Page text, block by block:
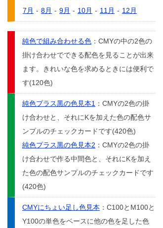
7月 - 8月 - 9月 - 10月 - 11月 - 12月
純色で組み合わせる色 ：CMYの中の2色の
掛け合わせでできる配色を見ることが出来
ます。きれいな色を求めるときには便利で
す(120色)
純色プラス黒の色見本1 ：CMYの2色の掛
け合わせと、それにKを加えた色の配色サ
ンプルのチェックカードです(420色)
純色プラス黒の色見本2 ：CMYの2色の掛
け合わせで作る中間色と、それにKを加え
た色の配色サンプルのチェックカードです
(420色)
CMYにちょい足し色見本 ：C100とM100と
Y100の単色をベースに他の色を足した色